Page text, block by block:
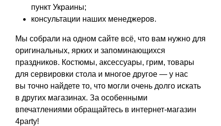
пункт Украины;
консультации наших менеджеров.
Мы собрали на одном сайте всё, что вам нужно для
оригинальных, ярких и запоминающихся
праздников. Костюмы, аксессуары, грим, товары
для сервировки стола и многое другое — у нас
вы точно найдете то, что могли очень долго искать
в других магазинах. За особенными
впечатлениями обращайтесь в интернет-магазин
4party!